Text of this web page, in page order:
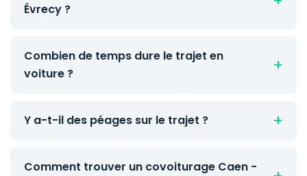
Évrecy ?
Combien de temps dure le trajet en
voiture ?
Y a-t-il des péages sur le trajet ?
Comment trouver un covoiturage Caen -